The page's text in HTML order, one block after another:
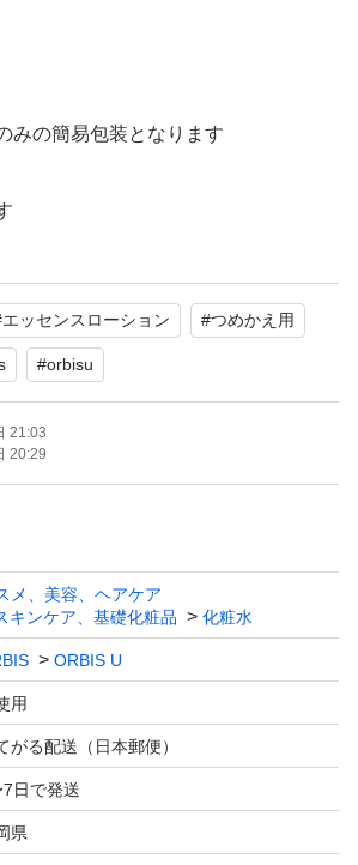
みの簡易包装となります
数ご購入（おまとめ出品）の際、2点
値下げいたします。
せください
エッセンスローション #つめかえ用
#orbisu
21:03
20:29
メ、美容、ヘアケア
キンケア、基礎化粧品
化粧水
ORBIS U
用
がる配送（日本郵便）
日で発送
県